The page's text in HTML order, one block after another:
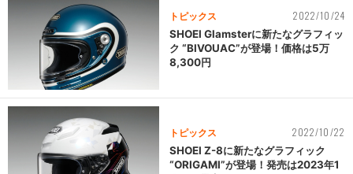
トピックス 2022/10/24
SHOEI Glamsterに新たなグラフィッ
ク “BIVOUAC”が登場！価格は5万
8,300円
トピックス 2022/10/22
SHOEI Z-8に新たなグラフィック
“ORIGAMI”が登場！発売は2023年1